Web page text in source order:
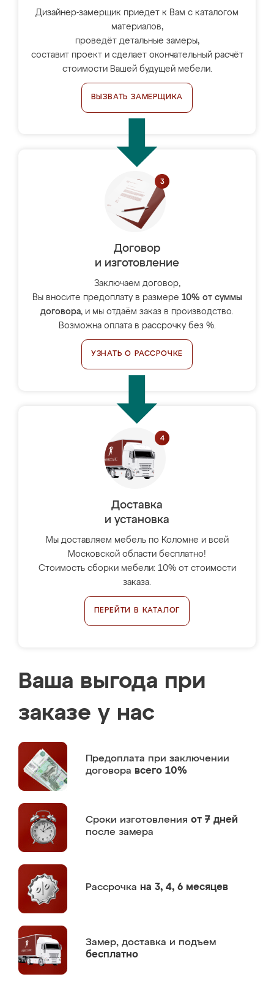
Дизайнер-замерщик приедет к Вам с каталогом
материалов,
проведёт детальные замеры,
составит проект и сделает окончательный расчёт
стоимости Вашей будущей мебели.
ВЫЗВАТЬ ЗАМЕРЩИКА
Договор
и изготовление
Заключаем договор,
Вы вносите предоплату в размере 10% от суммы
договора, и мы отдаём заказ в производство.
Возможна оплата в рассрочку без %.
УЗНАТЬ О РАССРОЧКЕ
Доставка
и установка
Мы доставляем мебель по Коломне и всей
Московской области бесплатно!
Стоимость сборки мебели: 10% от стоимости
заказа.
ПЕРЕЙТИ В КАТАЛОГ
Ваша выгода при
заказе у нас
Предоплата при заключении
договора всего 10%
Сроки изготовления от 7 дней
после замера
Рассрочка на 3, 4, 6 месяцев
Замер, доставка и подъем
бесплатно